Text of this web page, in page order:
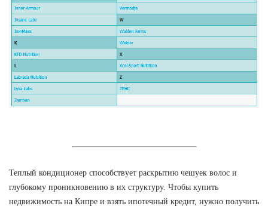
Теплый кондиционер способствует раскрытию чешуек волос и
глубокому проникновению в их структуру. Чтобы купить
недвижимость на Кипре и взять ипотечный кредит, нужно получить